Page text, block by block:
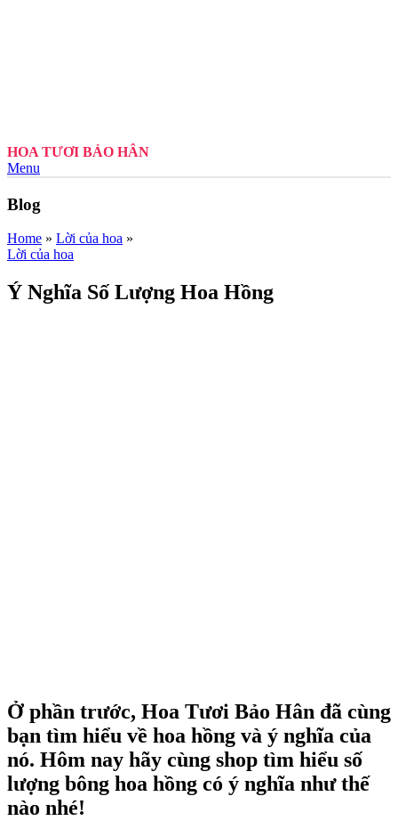
HOA TƯƠI BẢO HÂN
Menu
Blog
Home » Lời của hoa »
Lời của hoa
Ý Nghĩa Số Lượng Hoa Hồng
Ở phần trước, Hoa Tươi Bảo Hân đã cùng
bạn tìm hiểu về hoa hồng và ý nghĩa của
nó. Hôm nay hãy cùng shop tìm hiểu số
lượng bông hoa hồng có ý nghĩa như thế
nào nhé!